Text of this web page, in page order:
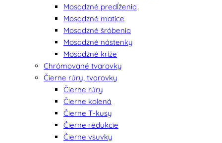
Mosadzné predĺženia
Mosadzné matice
Mosadzné šróbenia
Mosadzné nástenky
Mosadzné kríže
Chrómované tvarovky
Čierne rúry, tvarovky
Čierne rúry
Čierne kolená
Čierne T-kusy
Čierne redukcie
Čierne vsuvky